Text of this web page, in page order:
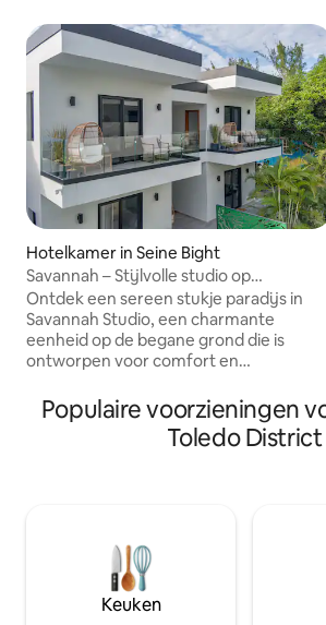
Hotelkamer in Seine Bight
Savannah – Stijlvolle studio op
steenworp afstand van zwembad en
strand
Ontdek een sereen stukje paradijs in
Savannah Studio, een charmante
eenheid op de begane grond die is
ontworpen voor comfort en
tot onze prachtige stranden en
resortvoorzieningen, is deze studio
perfect voor stellen of soloreizigers die
wastafel, grote buitendouche en zachte
handdoeken voor een spa-achtige
het zwembad:
Populaire voorzieningen
Toledo District
Keuken